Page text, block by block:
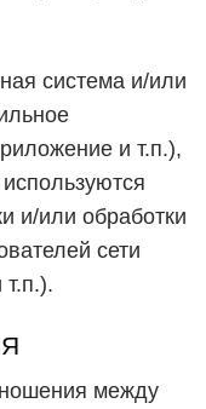
система и/или
и т.п.),
и/или обработки
сети
между